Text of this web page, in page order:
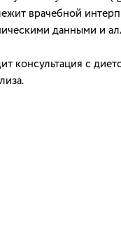
врачебной
данными и
консультация с